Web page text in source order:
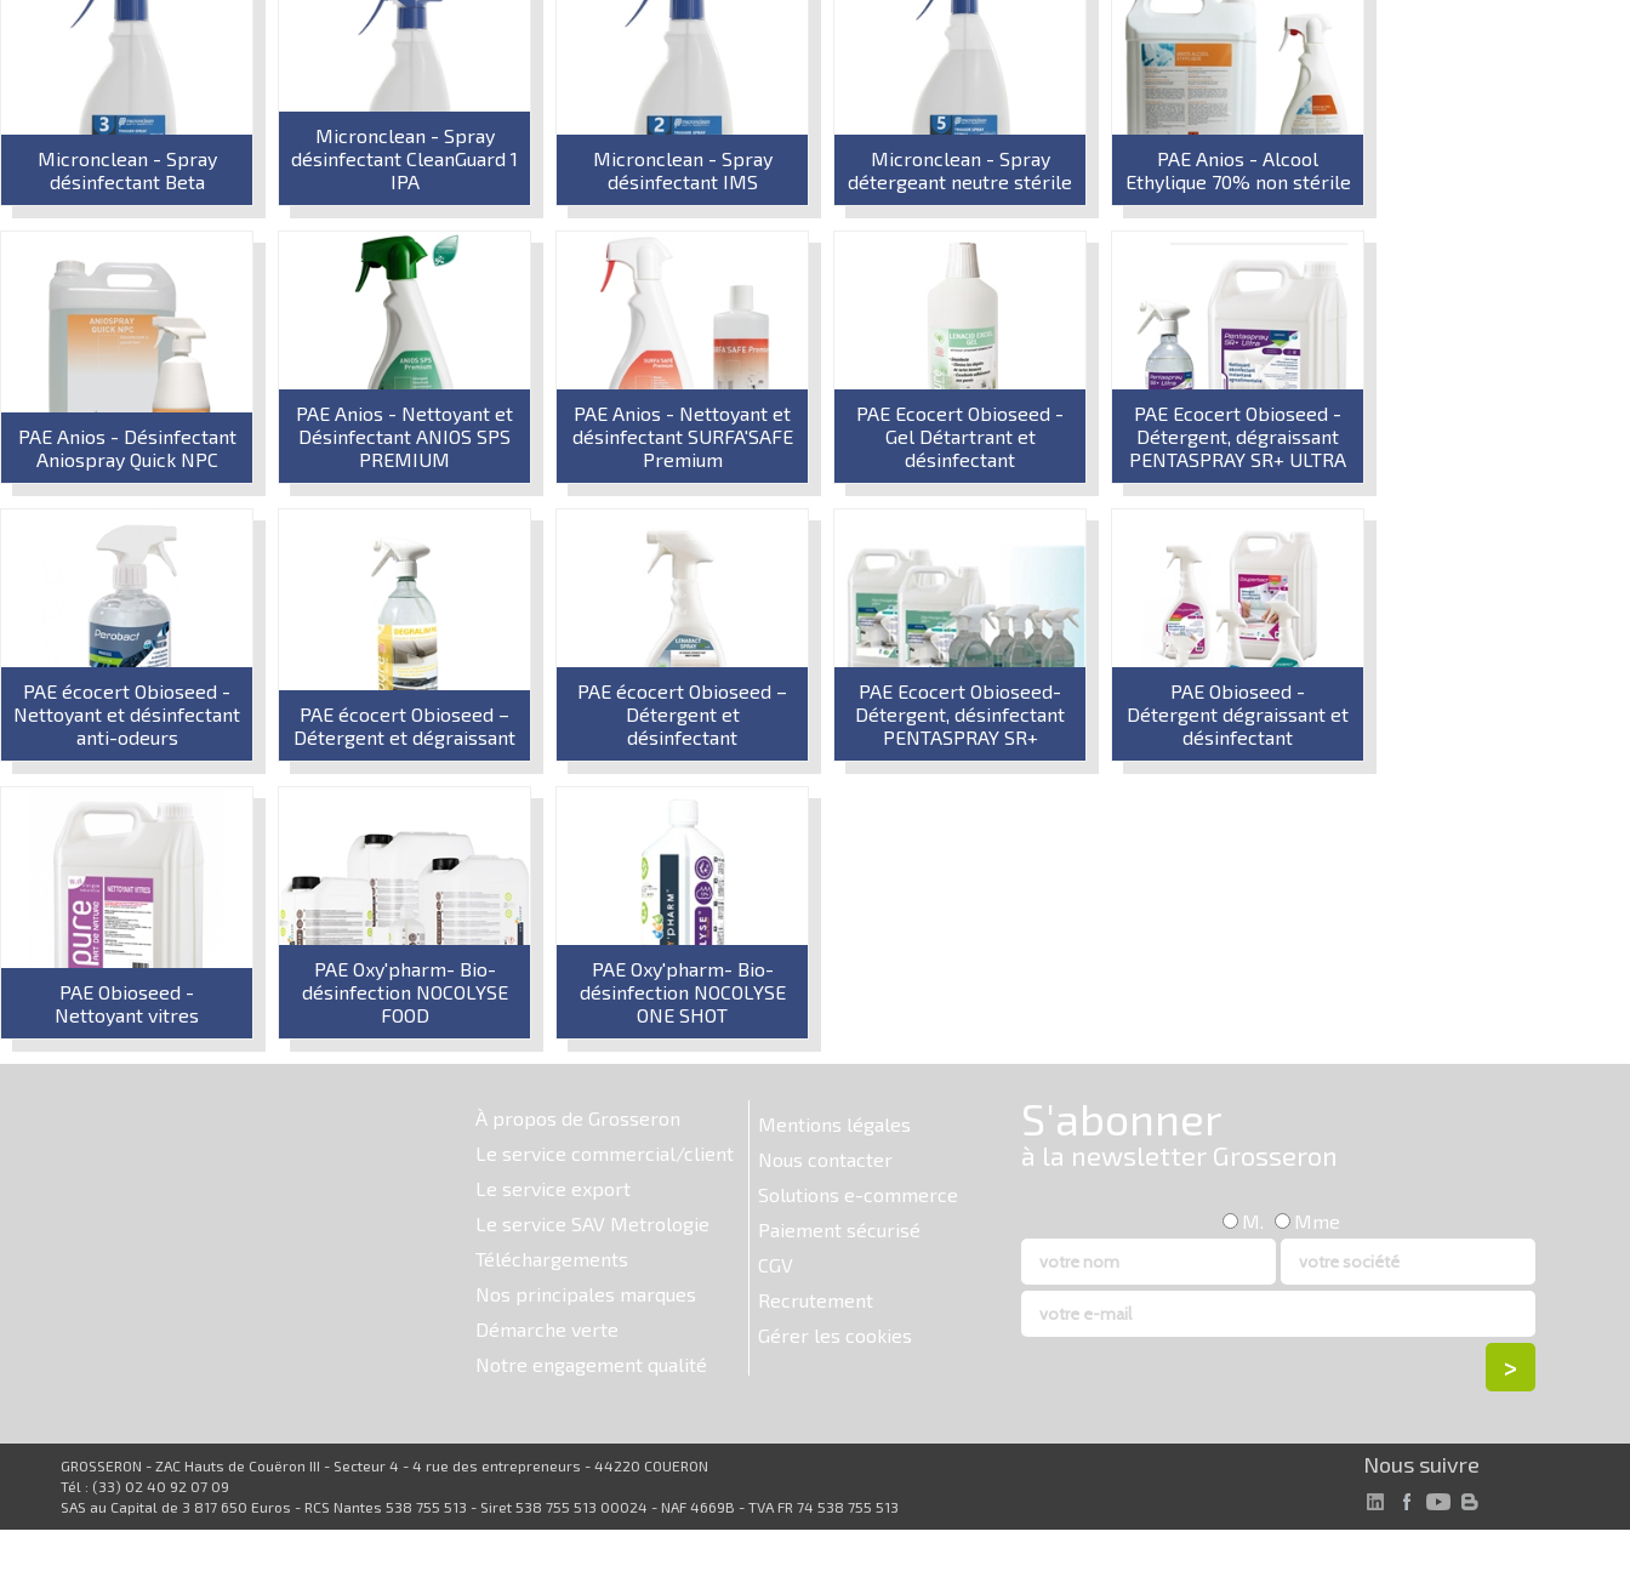
Micronclean - Spray
désinfectant Beta
Micronclean - Spray
désinfectant CleanGuard 1
IPA
Micronclean - Spray
désinfectant IMS
Micronclean - Spray
détergeant neutre stérile
PAE Anios - Alcool
Ethylique 70% non stérile
PAE Anios - Désinfectant
Aniospray Quick NPC
PAE Anios - Nettoyant et
Désinfectant ANIOS SPS
PREMIUM
PAE Anios - Nettoyant et
désinfectant SURFA'SAFE
Premium
PAE Ecocert Obioseed -
Gel Détartrant et
désinfectant
PAE Ecocert Obioseed -
Détergent, dégraissant
PENTASPRAY SR+ ULTRA
PAE écocert Obioseed -
Nettoyant et désinfectant
anti-odeurs
PAE écocert Obioseed –
Détergent et dégraissant
PAE écocert Obioseed –
Détergent et
désinfectant
PAE Ecocert Obioseed-
Détergent, désinfectant
PENTASPRAY SR+
PAE Obioseed -
Détergent dégraissant et
désinfectant
PAE Obioseed -
Nettoyant vitres
PAE Oxy'pharm- Bio-
désinfection NOCOLYSE
FOOD
PAE Oxy'pharm- Bio-
désinfection NOCOLYSE
ONE SHOT
À propos de Grosseron
Le service commercial/client
Le service export
Le service SAV Metrologie
Téléchargements
Nos principales marques
Démarche verte
Notre engagement qualité
Mentions légales
Nous contacter
Solutions e-commerce
Paiement sécurisé
CGV
Recrutement
Gérer les cookies
GROSSERON - ZAC Hauts de Couëron III - Secteur 4 - 4 rue des entrepreneurs - 44220 COUERON
Tél : (33) 02 40 92 07 09
SAS au Capital de 3 817 650 Euros - RCS Nantes 538 755 513 - Siret 538 755 513 00024 - NAF 4669B - TVA FR 74 538 755 513
Nous suivre